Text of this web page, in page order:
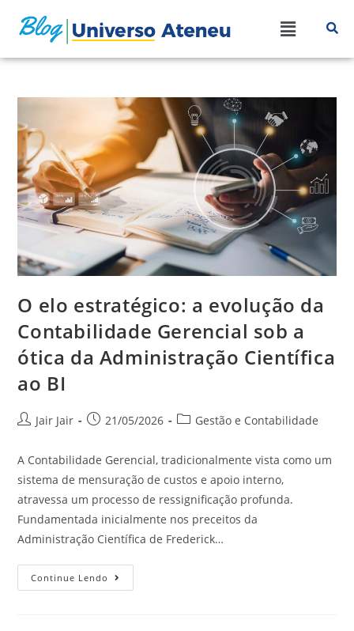
O elo estratégico: a evolução da
Contabilidade Gerencial sob a
ótica da Administração Científica
ao BI
Jair Jair 21/05/2026 Gestão e Contabilidade
A Contabilidade Gerencial, tradicionalmente vista como um
sistema de mensuração de custos e apoio interno,
atravessa um processo de ressignificação profunda.
Fundamentada inicialmente nos preceitos da
Administração Científica de Frederick…
Continue Lendo